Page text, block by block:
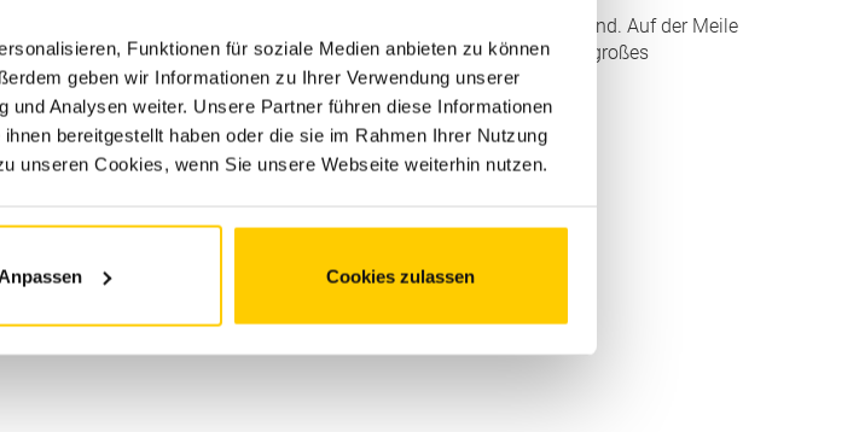
Funktionen für soziale Medien anbieten zu können
geben wir Informationen zu Ihrer Verwendung unserer
Analysen weiter. Unsere Partner führen diese Informationen
bereitgestellt haben oder die sie im Rahmen Ihrer Nutzung
unseren Cookies, wenn Sie unsere Webseite weiterhin nutzen.
Cookies zulassen
schlägt das Herz des Liqui Moly Motorrad Grand Prix Deutschland. Auf der Meile
T-Shirts und Mützen bis hin zu Büchern und Fahnen. Auch für ein großes